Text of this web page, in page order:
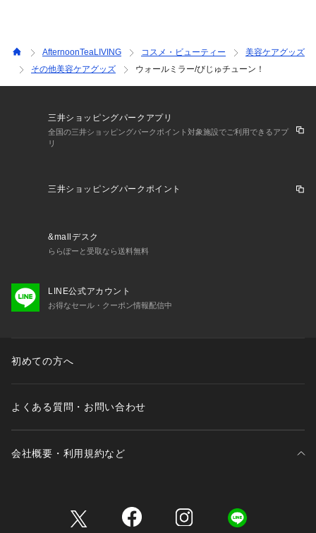
AfternoonTeaLIVING コスメ・ビューティー
美容ケアグッズ
その他美容ケアグッズ
ウォールミラー/びじゅチューン！
三井ショッピングパークアプリ
全国の三井ショッピングパークポイント対象施設でご利用できるアプ
リ
三井ショッピングパークポイント
&mallデスク
ららぽーと受取なら送料無料
LINE公式アカウント
お得なセール・クーポン情報配信中
初めての方へ
よくある質問・お問い合わせ
会社概要・利用規約など